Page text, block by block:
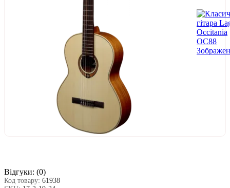
Відгуки: (0)
Код товару: 61938